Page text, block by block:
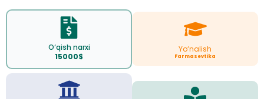
O‘qish narxi
15000$
Yo‘nalish
Farmasevtika